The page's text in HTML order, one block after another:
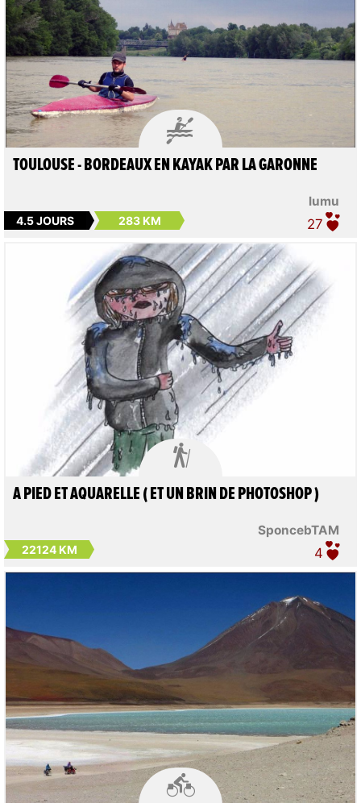

lumu
TOULOUSE - BORDEAUX EN KAYAK PAR LA GARONNE
4.5 JOURS 283 KM 27

SponcebTAM
A PIED ET AQUARELLE ( ET UN BRIN DE PHOTOSHOP )
22124 KM 4
